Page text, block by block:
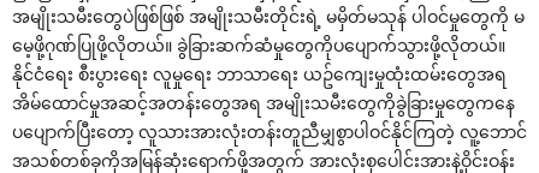
အမျိုးသမီးတွေပဲဖြစ်ဖြစ် အမျိုးသမီးတိုင်းရဲ့ မမှိတ်မသုန် ပါဝင်မှုတွေကို မ
မေ့ဖို့ဂုဏ်ပြုဖို့လိုတယ်။ ခွဲခြားဆက်ဆံမှုတွေကိုပပျောက်သွားဖို့လိုတယ်။
နိုင်ငံရေး စီးပွားရေး လူမှုရေး ဘာသာရေး ယဥ်ကျေးမှုထုံးထမ်းတွေအရ
အိမ်ထောင်မှုအဆင့်အတန်းတွေအရ အမျိုးသမီးတွေကိုခွဲခြားမှုတွေကနေ
ပပျောက်ပြီးတော့ လူသားအားလုံးတန်းတူညီမျှစွာပါဝင်နိုင်ကြတဲ့ လူ့ဘောင်
အသစ်တစ်ခုကိုအမြန်ဆုံးရောက်ဖို့အတွက် အားလုံးစုပေါင်းအားနဲ့ဝိုင်းဝန်း